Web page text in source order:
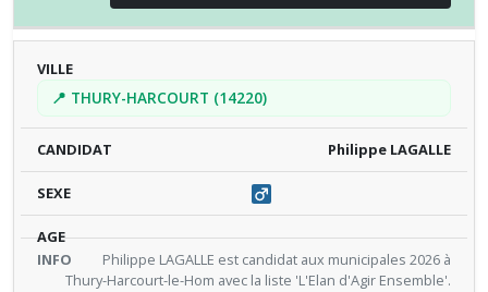
📍 THURY-HARCOURT (14220)
Philippe LAGALLE
Philippe LAGALLE est candidat aux municipales 2026 à
Thury-Harcourt-le-Hom avec la liste 'L'Elan d'Agir Ensemble'.